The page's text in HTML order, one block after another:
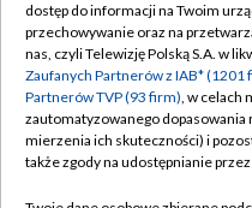
Abonament TVP
Emisja w TVP
Centrum informacji TVP
Naziemna Telewizja
dostęp do informacji na Twoim
przechowywanie oraz na
nas, czyli Telewizję Polską S.A. w
Zaufanych Partnerów z IAB* (1201
Partnerów TVP (93 firm), w celach
zautomatyzowanego
mierzenia ich skuteczności) i
także zgody na udostępnianie